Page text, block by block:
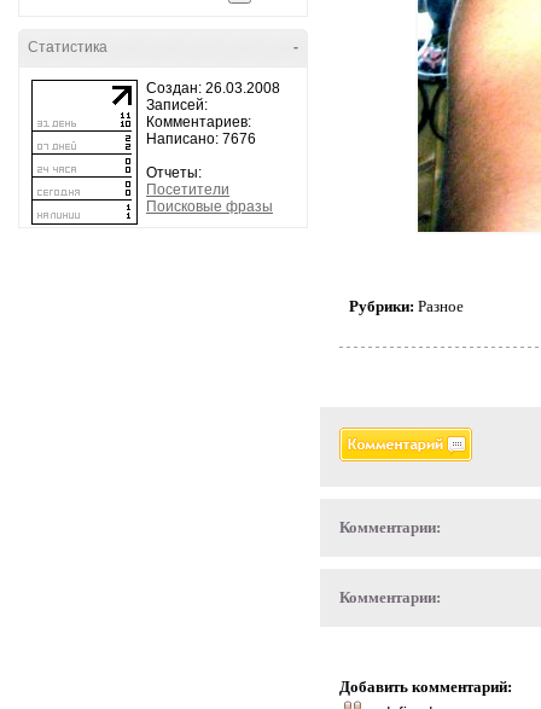
-
Статистика
Создан: 26.03.2008
Записей:
Комментариев:
Написано: 7676
Отчеты:
Посетители
Поисковые фразы
Рубрики: Разное
Комментарии:
Комментарии:
Добавить комментарий: